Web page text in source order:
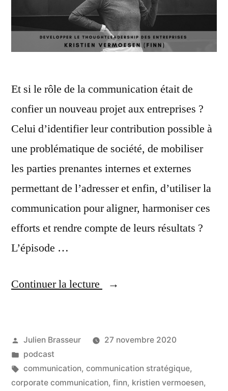
Et si le rôle de la communication était de
confier un nouveau projet aux entreprises ?
Celui d’identifier leur contribution possible à
une problématique de société, de mobiliser
les parties prenantes internes et externes
permettant de l’adresser et enfin, d’utiliser la
communication pour aligner, harmoniser ces
efforts et rendre compte de leurs résultats ?
L’épisode …
Continuer la lecture
« Le
comment
la
communication
Publié
par
Julien Brasseur
27 novembre 2020
Publié
dans
podcast
Étiquettes :
communication, communication stratégique,
corporate communication, finn, kristien vermoesen,